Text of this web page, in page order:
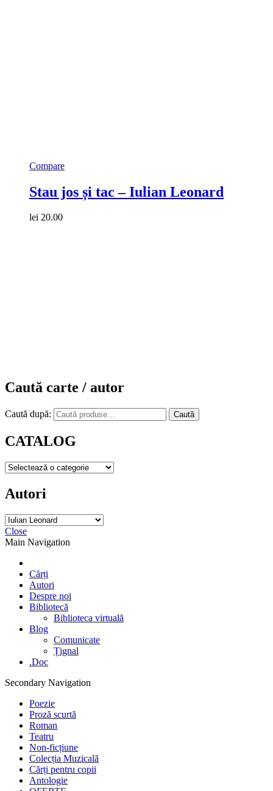
Compare
Stau jos și tac – Iulian Leonard
lei 20.00
Caută carte / autor
Caută după: Caută
CATALOG
Autori
Close
Main Navigation
Cărți
Autori
Despre noi
Bibliotecă
Biblioteca virtuală
Blog
Comunicate
Țignal
.Doc
Secondary Navigation
Poezie
Proză scurtă
Roman
Teatru
Non-ficțiune
Colecția Muzicală
Cărți pentru copii
Antologie